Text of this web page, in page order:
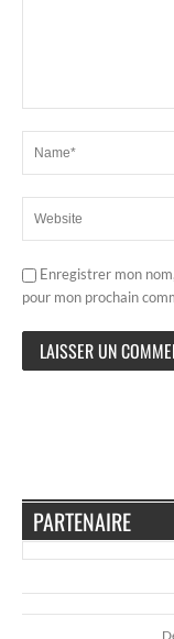
Enregistrer mon
pour mon prochain
PARTENAIRE